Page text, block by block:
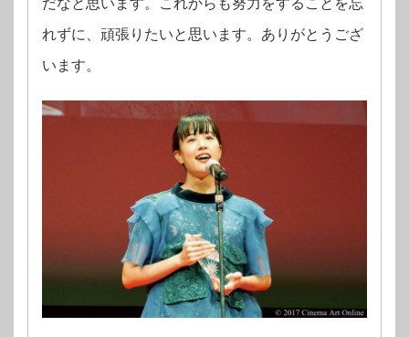
だなと思います。これからも努⼒をすることを忘
れずに、頑張りたいと思います。ありがとうござ
います。